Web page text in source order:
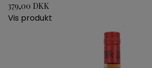
379,00 DKK
Vis produkt